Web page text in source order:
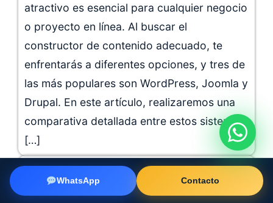
WhatsApp Contacto
atractivo es esencial para cualquier negocio
o proyecto en línea. Al buscar el
constructor de contenido adecuado, te
enfrentarás a diferentes opciones, y tres de
las más populares son WordPress, Joomla y
Drupal. En este artículo, realizaremos una
comparativa detallada entre estos sistemas
[…]